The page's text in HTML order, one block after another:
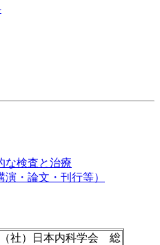
な検査と治療
・論文・刊行等）
（社）日本内科学会 総